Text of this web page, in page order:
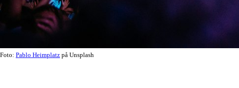
Foto: Pablo Heimplatz på Unsplash